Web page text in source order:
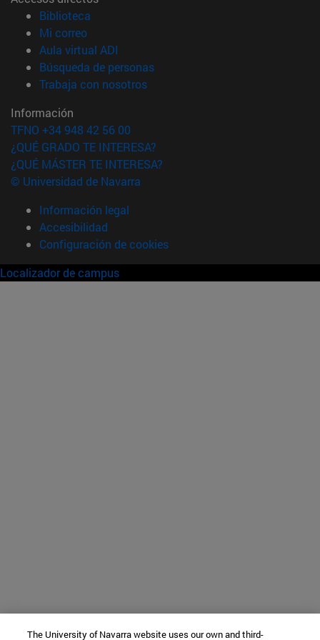
Biblioteca
Mi correo(abre en nueva ventana)
Aula virtual ADI
Búsqueda de personas(abre en nueva ventana)
Trabaja con nosotros(abre en nueva ventana)
Información
TFNO +34 948 42 56 00
¿QUÉ GRADO TE INTERESA?
¿QUÉ MÁSTER TE INTERESA?
© Universidad de Navarra
Información legal
Accesibilidad
Configuración de cookies
Localizador de campus
The University of Navarra website uses our own and third-